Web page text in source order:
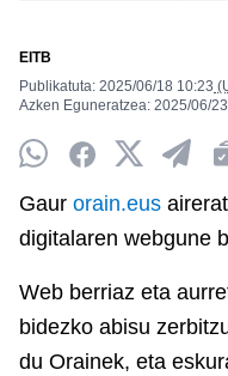
EITB
Publikatuta: 2025/06/18 10:23
Azken Eguneratzea: 2025/06/23
Gaur orain.eus
digitalaren webgune
Web berriaz eta
bidezko abisu
du Orainek, eta